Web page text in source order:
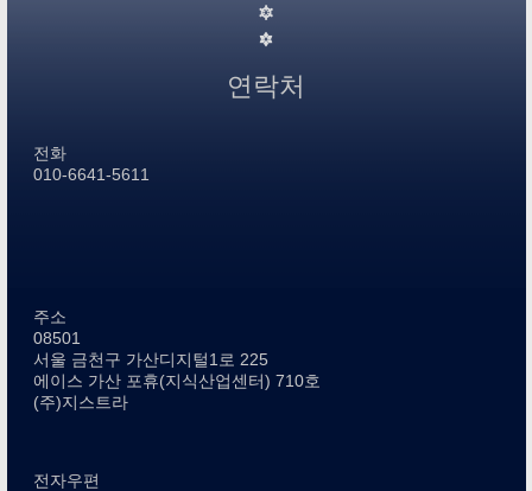
연락처
전화
010-6641-5611
주소
08501
서울 금천구 가산디지털1로 225
에이스 가산 포휴(지식산업센터) 710호
(주)지스트라
전자우편